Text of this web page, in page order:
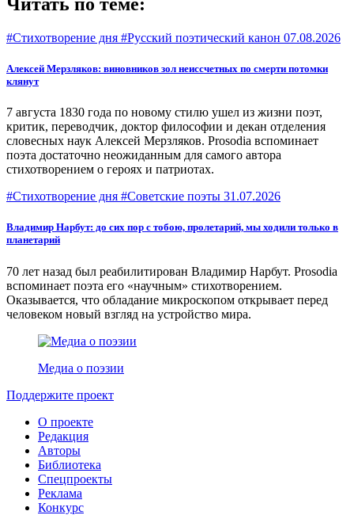
#Стихотворение дня #Русский поэтический канон 07.08.2026
Алексей Мерзляков: виновников зол неиссчетных по смерти потомки
клянут
7 августа 1830 года по новому стилю ушел из жизни поэт,
критик, переводчик, доктор философии и декан отделения
словесных наук Алексей Мерзляков. Prosodia вспоминает
поэта достаточно неожиданным для самого автора
стихотворением о героях и патриотах.
#Стихотворение дня #Советские поэты 31.07.2026
Владимир Нарбут: до сих пор с тобою, пролетарий, мы ходили только в
планетарий
70 лет назад был реабилитирован Владимир Нарбут. Prоsodia
вспоминает поэта его «научным» стихотворением.
Оказывается, что обладание микроскопом открывает перед
человеком новый взгляд на устройство мира.
Медиа о поэзии
Поддержите проект
О проекте
Редакция
Авторы
Библиотека
Спецпроекты
Реклама
Конкурс